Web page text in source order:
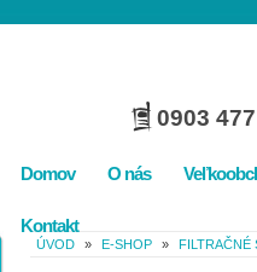
0903
Domov O nás
Kontakt
ÚVOD » E-SHOP » FILTRAČNÉ